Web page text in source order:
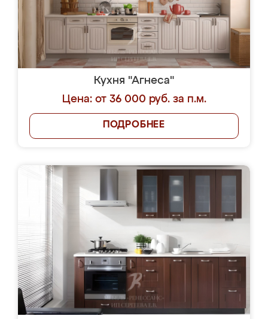
Кухня "Агнеса"
Цена: от 36 000 руб. за п.м.
ПОДРОБНЕЕ